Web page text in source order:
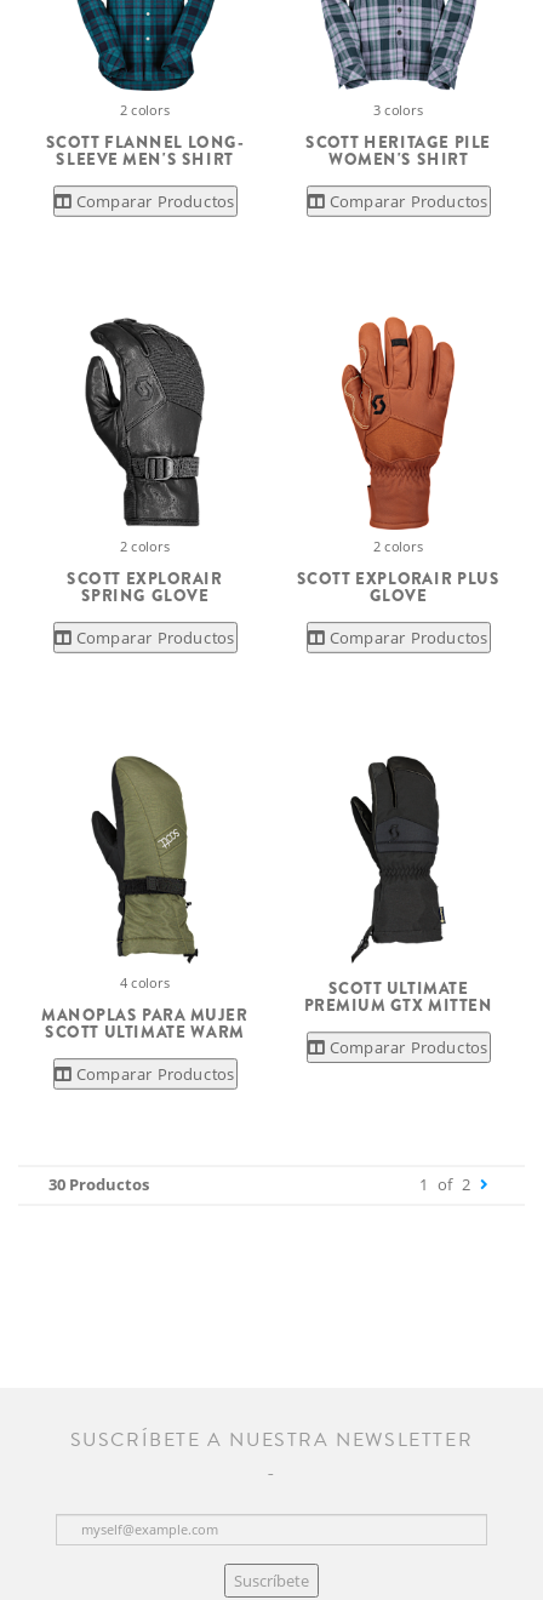
2 colors
SCOTT FLANNEL LONG-
SLEEVE MEN'S SHIRT
Comparar Productos
3 colors
SCOTT HERITAGE PILE
WOMEN'S SHIRT
Comparar Productos
2 colors
SCOTT EXPLORAIR
SPRING GLOVE
Comparar Productos
2 colors
SCOTT EXPLORAIR PLUS
GLOVE
Comparar Productos
4 colors
MANOPLAS PARA MUJER
SCOTT ULTIMATE WARM
Comparar Productos
SCOTT ULTIMATE
PREMIUM GTX MITTEN
Comparar Productos
30 Productos 1 of 2
SUSCRÍBETE A NUESTRA NEWSLETTER
Suscríbete